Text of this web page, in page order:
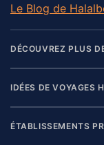
Le Blog de
DÉCOUVREZ PLUS
IDÉES DE VOYAGES
ÉTABLISSEMENTS